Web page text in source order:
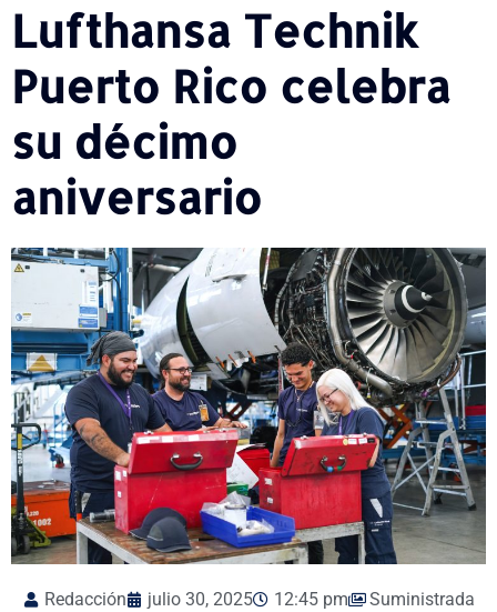
Lufthansa Technik
Puerto Rico celebra
su décimo
aniversario
Redacción julio 30, 2025 12:45 pm Suministrada